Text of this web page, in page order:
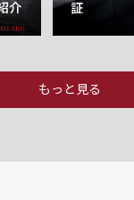
介
証
もっと見る